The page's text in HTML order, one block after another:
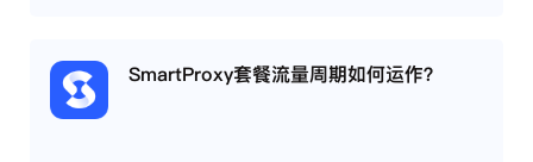
SmartProxy套餐流量周期如何运作？